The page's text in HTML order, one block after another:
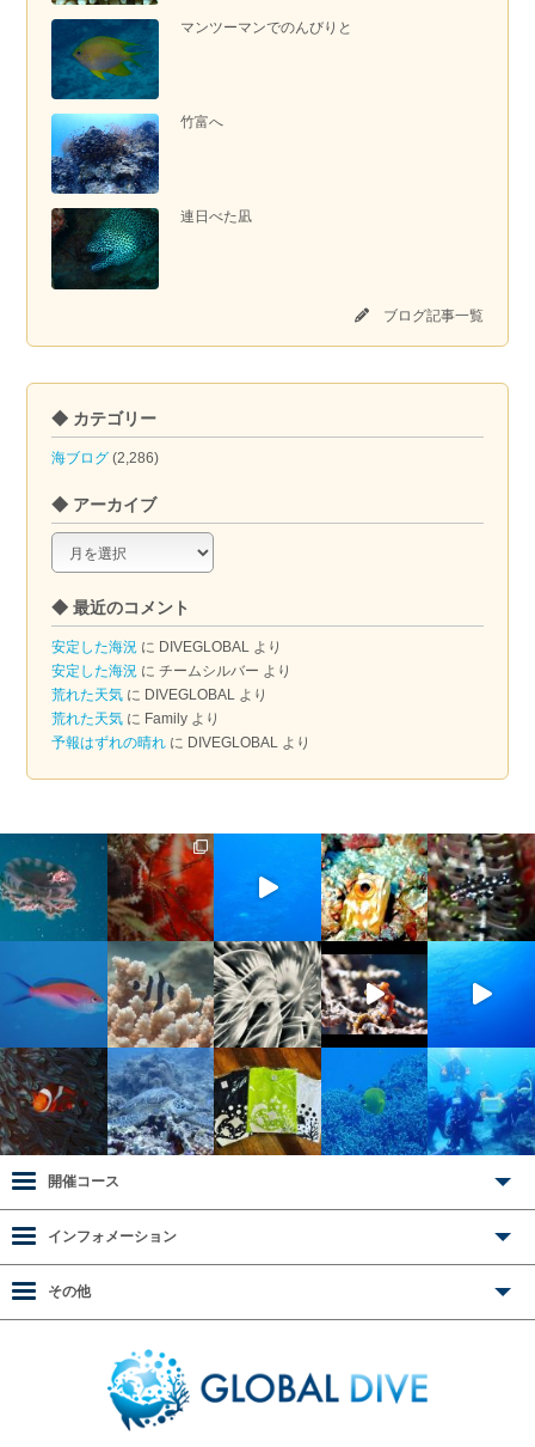
マンツーマンでのんびりと
竹富へ
連日べた凪
ブログ記事一覧
◆ カテゴリー
海ブログ (2,286)
◆ アーカイブ
◆
ア
カ
イ
ブ
◆ 最近のコメント
安定した海況 に DIVEGLOBAL より
安定した海況 にチームシルバー より
荒れた天気 に DIVEGLOBAL より
荒れた天気 に Family より
予報はずれの晴れ に DIVEGLOBAL より
開催コース
インフォメーション
その他